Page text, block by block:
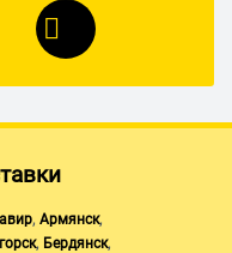
, Армянск,
, Бердянск,